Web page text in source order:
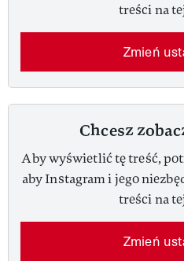
treści na
Zmień
Chcesz
Aby wyświetlić tę treść,
aby Instagram i jego
treści na
Zmień